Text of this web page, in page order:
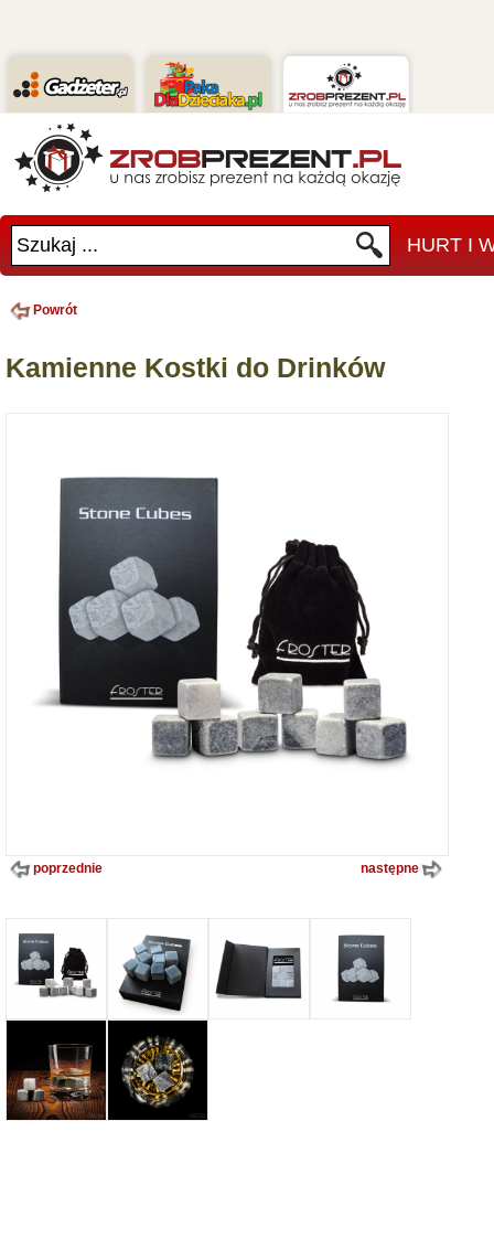
Szukaj ... HURT I
Powrót
Kamienne Kostki do Drinków
poprzednie następne